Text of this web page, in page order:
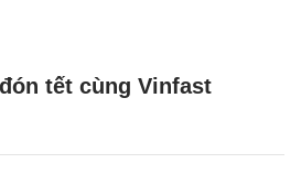
tết cùng Vinfast